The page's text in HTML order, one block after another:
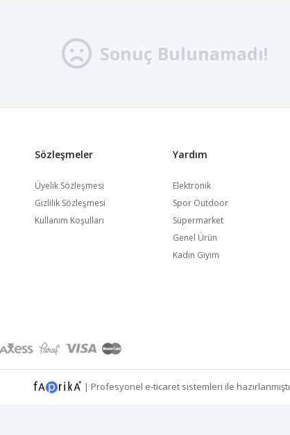
Sonuç Bulunamadı!
Sözleşmeler
Üyelik Sözleşmesi
Gizlilik Sözleşmesi
Kullanım Koşulları
Yardım
Elektronik
Spor Outdoor
Süpermarket
Genel Ürün
Kadın Giyim
| Profesyonel e-ticaret sistemleri ile